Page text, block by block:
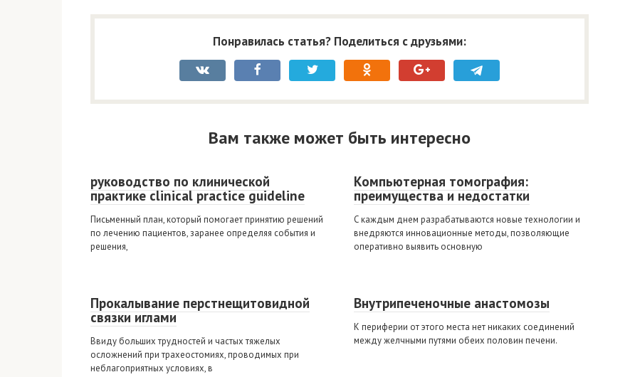
Понравилась статья? Поделиться с друзьями:
Вам также может быть интересно
руководство по клинической
практике clinical practice guideline
Письменный план, который помогает принятию решений
по лечению пациентов, заранее определяя события и
решения,
Компьютерная томография:
преимущества и недостатки
С каждым днем разрабатываются новые технологии и
внедряются инновационные методы, позволяющие
оперативно выявить основную
Прокалывание перстнещитовидной
связки иглами
Ввиду больших трудностей и частых тяжелых
осложнений при трахеостомиях, проводимых при
неблагоприятных условиях, в
Внутрипеченочные анастомозы
К периферии от этого места нет никаких соединений
между желчными путями обеих половин печени.